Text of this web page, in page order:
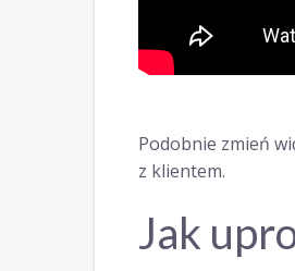
Podobnie zmień
z klientem.
Jak